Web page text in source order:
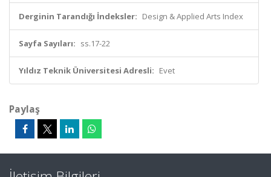
Derginin Tarandığı İndeksler: Design & Applied Arts Index
Sayfa Sayıları: ss.17-22
Yıldız Teknik Üniversitesi Adresli: Evet
Paylaş